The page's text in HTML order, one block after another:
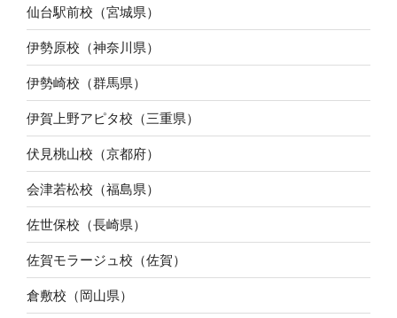
仙台駅前校（宮城県）
伊勢原校（神奈川県）
伊勢崎校（群馬県）
伊賀上野アピタ校（三重県）
伏見桃山校（京都府）
会津若松校（福島県）
佐世保校（長崎県）
佐賀モラージュ校（佐賀）
倉敷校（岡山県）